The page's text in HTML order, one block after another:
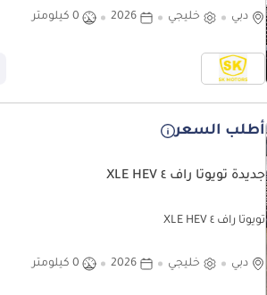
دبي خليجي 2026 0 كيلومتر
أطلب السعر
جديدة تويوتا راف ٤ XLE HEV
تويوتا راف ٤ XLE HEV
دبي خليجي 2026 0 كيلومتر